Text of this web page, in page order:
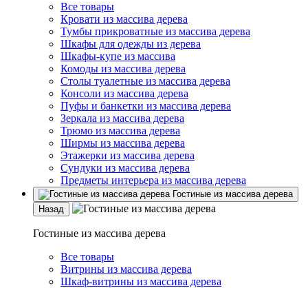
Все товары
Кровати из массива дерева
Тумбы прикроватные из массива дерева
Шкафы для одежды из дерева
Шкафы-купе из массива
Комоды из массива дерева
Столы туалетные из массива дерева
Консоли из массива дерева
Пуфы и банкетки из массива дерева
Зеркала из массива дерева
Трюмо из массива дерева
Ширмы из массива дерева
Этажерки из массива дерева
Сундуки из массива дерева
Предметы интерьера из массива дерева
Гостиные из массива дерева
Назад
Гостиные из массива дерева
Все товары
Витрины из массива дерева
Шкаф-витрины из массива дерева